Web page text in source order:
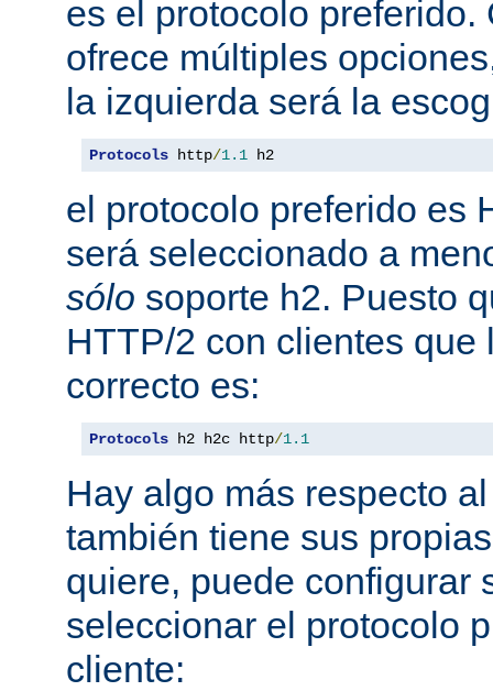
es el protocolo preferido.
ofrece múltiples
la izquierda será la
Protocols http/1.1 h2
el protocolo preferido es
será seleccionado a
sólo soporte h2. Puesto
HTTP/2 con clientes que
correcto es:
Protocols h2 h2c http/1.1
Hay algo más respecto
también tiene sus
quiere, puede configurar
seleccionar el protocolo
cliente: